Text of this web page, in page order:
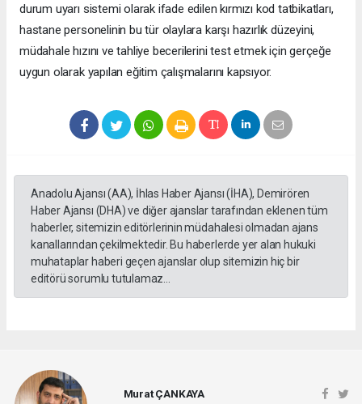
durum uyarı sistemi olarak ifade edilen kırmızı kod tatbikatları,
hastane personelinin bu tür olaylara karşı hazırlık düzeyini,
müdahale hızını ve tahliye becerilerini test etmek için gerçeğe
uygun olarak yapılan eğitim çalışmalarını kapsıyor.
Anadolu Ajansı (AA), İhlas Haber Ajansı (İHA), Demirören
Haber Ajansı (DHA) ve diğer ajanslar tarafından eklenen tüm
haberler, sitemizin editörlerinin müdahalesi olmadan ajans
kanallarından çekilmektedir. Bu haberlerde yer alan hukuki
muhataplar haberi geçen ajanslar olup sitemizin hiç bir
editörü sorumlu tutulamaz...
Murat ÇANKAYA